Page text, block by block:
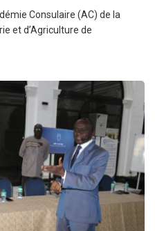
Consulaire (AC) de la
et d’Agriculture de